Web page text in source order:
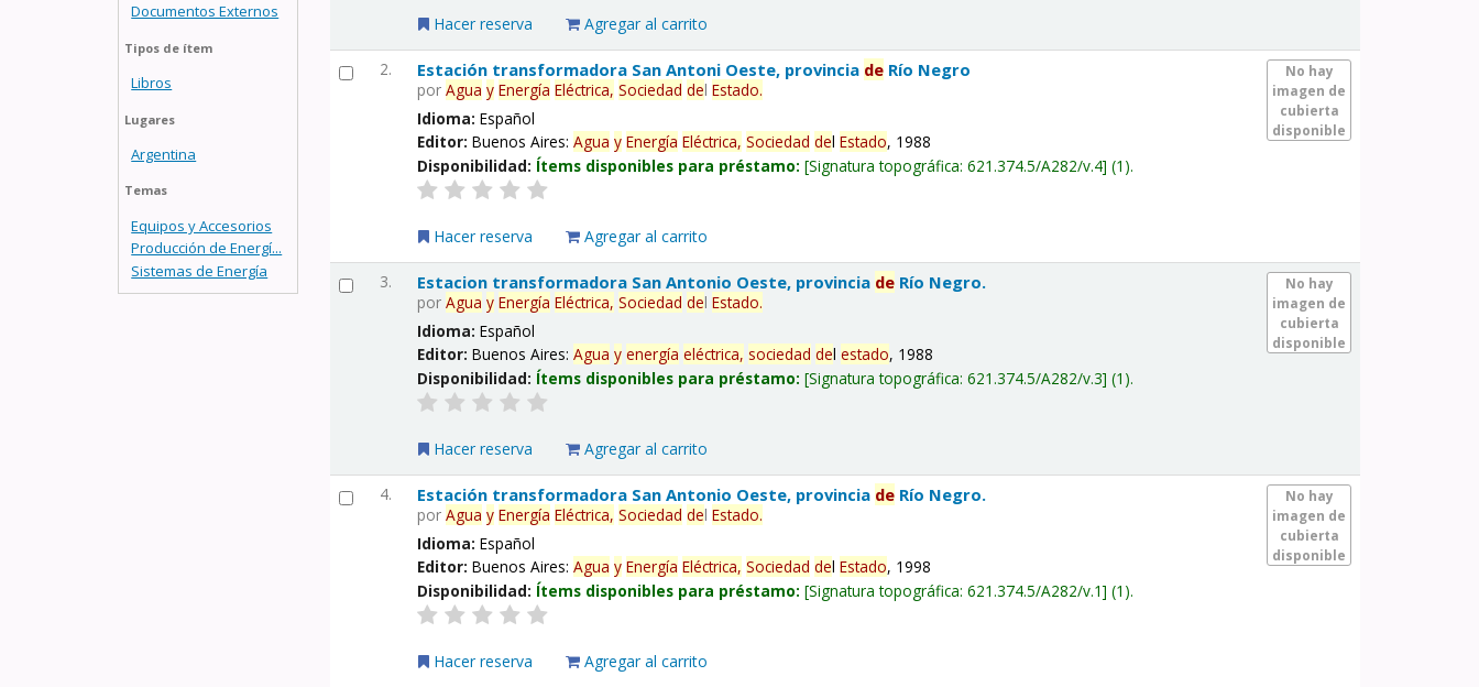
Documentos Externos
Tipos de ítem
Libros
Lugares
Argentina
Temas
Equipos y Accesorios
Producción de Energí...
Sistemas de Energía
Hacer reserva Agregar al carrito
2.
No hay
imagen de
cubierta
disponible
Estación transformadora San Antoni Oeste, provincia de Río Negro
porAgua y Energía Eléctrica, Sociedad delEstado.
Idioma:Español
Editor:Buenos Aires:Agua y Energía Eléctrica, Sociedad delEstado, 1988
Disponibilidad: Ítems disponibles para préstamo: Signatura topográfica:621.374.5/A282/v.4 (1).
Hacer reserva Agregar al carrito
3.
No hay
imagen de
cubierta
disponible
Estacion transformadora San Antonio Oeste, provincia de Río Negro.
porAgua y Energía Eléctrica, Sociedad delEstado.
Idioma:Español
Editor:Buenos Aires:Agua y energía eléctrica, sociedad delestado, 1988
Disponibilidad: Ítems disponibles para préstamo: Signatura topográfica:621.374.5/A282/v.3 (1).
Hacer reserva Agregar al carrito
4.
No hay
imagen de
cubierta
disponible
Estación transformadora San Antonio Oeste, provincia de Río Negro.
porAgua y Energía Eléctrica, Sociedad delEstado.
Idioma:Español
Editor:Buenos Aires:Agua y Energía Eléctrica, Sociedad delEstado, 1998
Disponibilidad: Ítems disponibles para préstamo: Signatura topográfica:621.374.5/A282/v.1 (1).
Hacer reserva Agregar al carrito